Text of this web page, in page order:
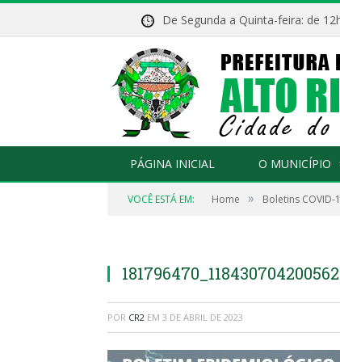
De Segunda a Quinta-feira: de
PÁGINA INICIAL O MUNICÍPIO
VOCÊ ESTÁ EM: Home » Boletins COVID-
POR CR2 EM 3 DE ABRIL DE 2023